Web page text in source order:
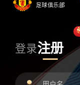
登录注册